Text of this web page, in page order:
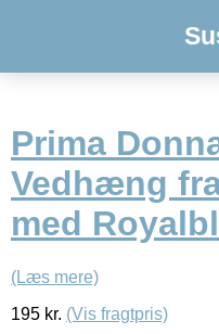
Prima
Vedhæng
med
(Læs mere)
195 kr. (Vis fragtpris)